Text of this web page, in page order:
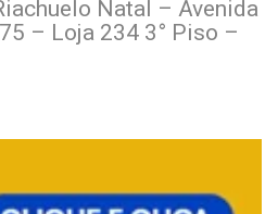
Natal – Avenida
– Loja 234 3° Piso –